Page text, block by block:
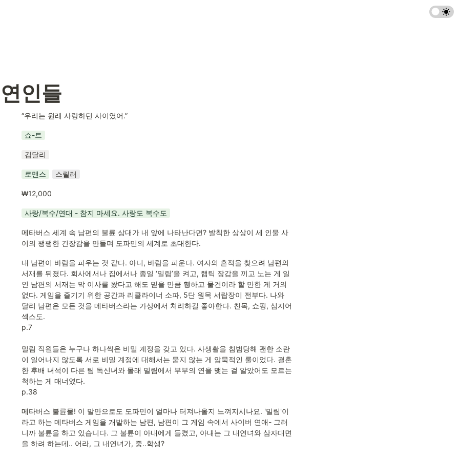
인들
“우리는 원래 사랑하던 사이였어.”
쇼-트
김달리
로맨스 스릴러
₩12,000
사랑/복수/연대 - 참지 마세요. 사랑도 복수도
메타버스 세계 속 남편의 불륜 상대가 내 앞에 나타난다면? 발칙한 상상이 세 인물 사
이의 팽팽한 긴장감을 만들며 도파민의 세계로 초대한다.
내 남편이 바람을 피우는 것 같다. 아니, 바람을 피운다. 여자의 흔적을 찾으려 남편의
서재를 뒤졌다. 회사에서나 집에서나 종일 ‘밀림’을 켜고, 햅틱 장갑을 끼고 노는 게 일
인 남편의 서재는 막 이사를 왔다고 해도 믿을 만큼 휑하고 물건이라 할 만한 게 거의
없다. 게임을 즐기기 위한 공간과 리클라이너 소파, 5단 원목 서랍장이 전부다. 나와
달리 남편은 모든 것을 메타버스라는 가상에서 처리하길 좋아한다. 친목, 쇼핑, 심지어
섹스도.
p.7
밀림 직원들은 누구나 하나씩은 비밀 계정을 갖고 있다. 사생활을 침범당해 괜한 소란
이 일어나지 않도록 서로 비밀 계정에 대해서는 묻지 않는 게 암묵적인 룰이었다. 결혼
한 후배 녀석이 다른 팀 독신녀와 몰래 밀림에서 부부의 연을 맺는 걸 알았어도 모르는
척하는 게 매너였다.
p.38
메타버스 불륜물! 이 말만으로도 도파민이 얼마나 터져나올지 느껴지시나요. '밀림'이
라고 하는 메타버스 게임을 개발하는 남편, 남편이 그 게임 속에서 사이버 연애- 그러
니까 불륜을 하고 있습니다. 그 불륜이 아내에게 들켰고, 아내는 그 내연녀와 삼자대면
을 하려 하는데.. 어라, 그 내연녀가, 중..학생?